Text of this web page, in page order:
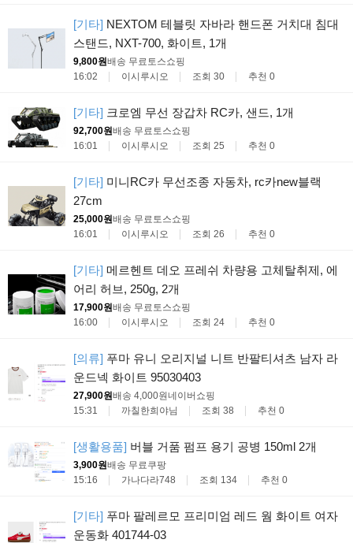
[기타] NEXTOM 테블릿 자바라 핸드폰 거치대 침대
스탠드, NXT-700, 화이트, 1개
9,800원배송 무료토스쇼핑
16:02
이시루시오 조회 30 추천 0
[기타] 크로엠 무선 장갑차 RC카, 샌드, 1개
92,700원배송 무료토스쇼핑
16:01
이시루시오 조회 25 추천 0
[기타] 미니RC카 무선조종 자동차, rc카new블랙
27cm
25,000원배송 무료토스쇼핑
16:01
이시루시오 조회 26 추천 0
[기타] 메르헨트 데오 프레쉬 차량용 고체탈취제, 에
어리 허브, 250g, 2개
17,900원배송 무료토스쇼핑
16:00
이시루시오 조회 24 추천 0
[의류] 푸마 유니 오리지널 니트 반팔티셔츠 남자 라
운드넥 화이트 95030403
27,900원배송 4,000원네이버쇼핑
15:31
까칠한희야님 조회 38 추천 0
[생활용품] 버블 거품 펌프 용기 공병 150ml 2개
3,900원배송 무료쿠팡
15:16
가나다라748 조회 134 추천 0
[기타] 푸마 팔레르모 프리미엄 레드 웜 화이트 여자
운동화 401744-03